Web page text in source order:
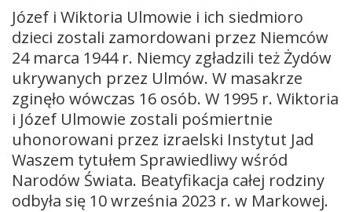
Józef i Wiktoria Ulmowie i ich siedmioro
dzieci zostali zamordowani przez Niemców
24 marca 1944 r. Niemcy zgładzili też Żydów
ukrywanych przez Ulmów. W masakrze
zginęło wówczas 16 osób. W 1995 r. Wiktoria
i Józef Ulmowie zostali pośmiertnie
uhonorowani przez izraelski Instytut Jad
Waszem tytułem Sprawiedliwy wśród
Narodów Świata. Beatyfikacja całej rodziny
odbyła się 10 września 2023 r. w Markowej.